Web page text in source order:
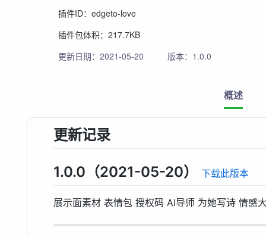
插件ID：edgeto-love
插件包体积：217.7KB
更新日期：2021-05-20
版本：1.0.0
概述
更新记录
1.0.0（2021-05-20） 下载此版本
展示面素材 表情包 授权码 AI导师 为她写诗 情感